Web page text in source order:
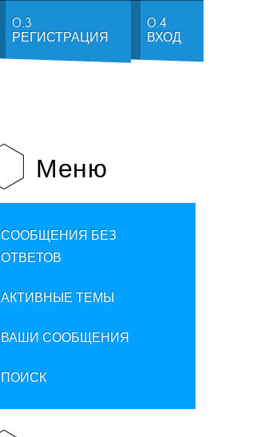
0.3
РЕГИСТРАЦИЯ
0.4
ВХОД
Меню
СООБЩЕНИЯ БЕЗ
ОТВЕТОВ
АКТИВНЫЕ ТЕМЫ
ВАШИ СООБЩЕНИЯ
ПОИСК